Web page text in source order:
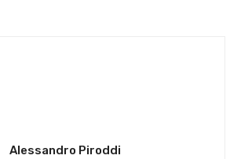
Alessandro Piroddi